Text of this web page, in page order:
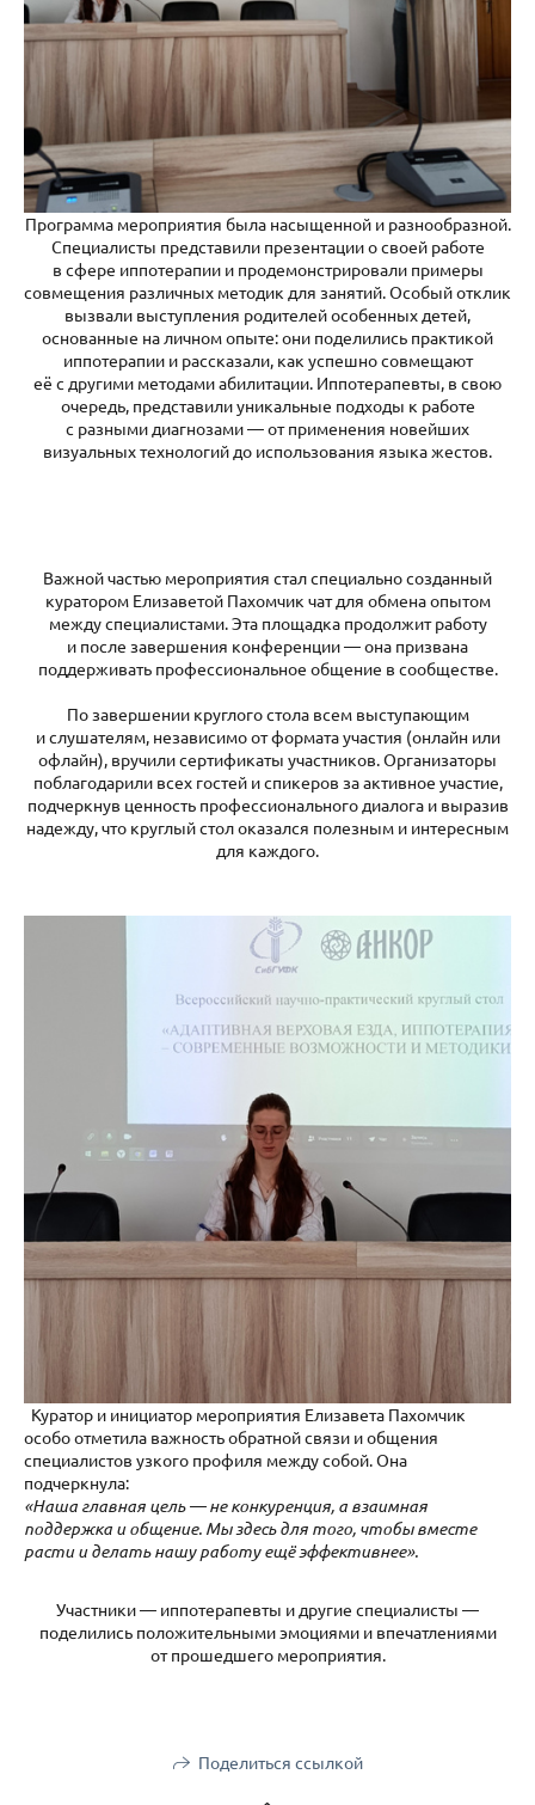
Программа мероприятия была насыщенной и разнообразной.
Специалисты представили презентации о своей работе
в сфере иппотерапии и продемонстрировали примеры
совмещения различных методик для занятий. Особый отклик
вызвали выступления родителей особенных детей,
основанные на личном опыте: они поделились практикой
иппотерапии и рассказали, как успешно совмещают
её с другими методами абилитации. Иппотерапевты, в свою
очередь, представили уникальные подходы к работе
с разными диагнозами — от применения новейших
визуальных технологий до использования языка жестов.
Важной частью мероприятия стал специально созданный
куратором Елизаветой Пахомчик чат для обмена опытом
между специалистами. Эта площадка продолжит работу
и после завершения конференции — она призвана
поддерживать профессиональное общение в сообществе.
По завершении круглого стола всем выступающим
и слушателям, независимо от формата участия (онлайн или
офлайн), вручили сертификаты участников. Организаторы
поблагодарили всех гостей и спикеров за активное участие,
подчеркнув ценность профессионального диалога и выразив
надежду, что круглый стол оказался полезным и интересным
для каждого.
Куратор и инициатор мероприятия Елизавета Пахомчик
особо отметила важность обратной связи и общения
специалистов узкого профиля между собой. Она
подчеркнула:
«Наша главная цель — не конкуренция, а взаимная
поддержка и общение. Мы здесь для того, чтобы вместе
расти и делать нашу работу ещё эффективнее».
Участники — иппотерапевты и другие специалисты —
поделились положительными эмоциями и впечатлениями
от прошедшего мероприятия.
Поделиться ссылкой